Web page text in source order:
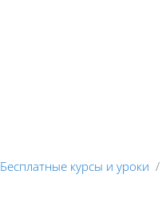
Бесплатные курсы и уроки